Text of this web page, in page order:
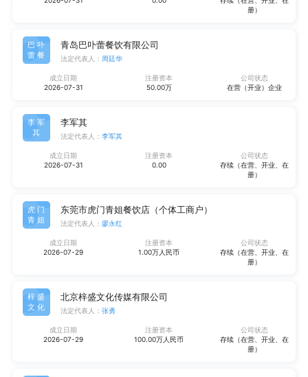
册）
巴卟
蕾餐
青岛巴卟蕾餐饮有限公司
法定代表人： 周廷华
成立日期
2026-07-31
注册资本
50.00万
公司状态
在营（开业）企业
李军
其
李军其
法定代表人： 李军其
成立日期
2026-07-31
注册资本
0.00
公司状态
存续（在营、开业、在
册）
虎门
青姐
东莞市虎门青姐餐饮店（个体工商户）
法定代表人： 廖永红
成立日期
2026-07-29
注册资本
1.00万人民币
公司状态
存续（在营、开业、在
册）
梓盛
文化
北京梓盛文化传媒有限公司
法定代表人： 张勇
成立日期
2026-07-29
注册资本
100.00万人民币
公司状态
存续（在营、开业、在
册）